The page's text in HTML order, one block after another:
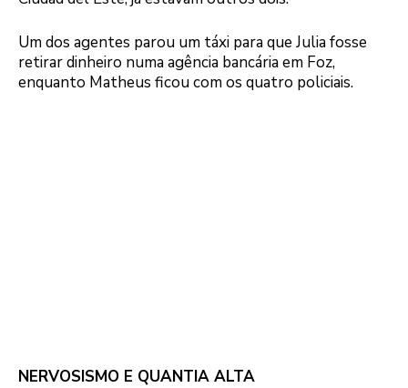
Um dos agentes parou um táxi para que Julia fosse
retirar dinheiro numa agência bancária em Foz,
enquanto Matheus ficou com os quatro policiais.
NERVOSISMO E QUANTIA ALTA